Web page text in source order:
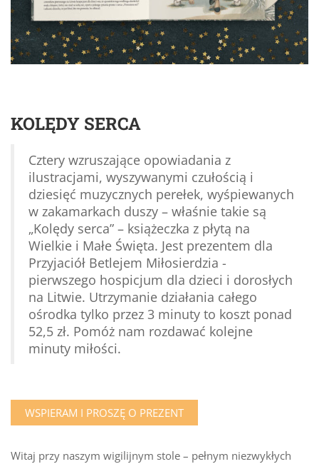
KOLĘDY SERCA
Cztery wzruszające opowiadania z
ilustracjami, wyszywanymi czułością i
dziesięć muzycznych perełek, wyśpiewanych
w zakamarkach duszy – właśnie takie są
„Kolędy serca” – książeczka z płytą na
Wielkie i Małe Święta. Jest prezentem dla
Przyjaciół Betlejem Miłosierdzia -
pierwszego hospicjum dla dzieci i dorosłych
na Litwie. Utrzymanie działania całego
ośrodka tylko przez 3 minuty to koszt ponad
52,5 zł. Pomóż nam rozdawać kolejne
minuty miłości.
WSPIERAM I PROSZĘ O PREZENT
Witaj przy naszym wigilijnym stole – pełnym niezwykłych